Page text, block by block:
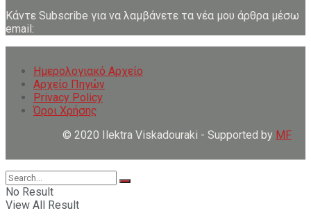
Κάντε Subscribe για να λαμβάνετε τα νέα μου άρθρα μέσω
email:
Ημερολογιακό Αρχείο
Αρχείο Πηγών
Privacy Policy
Όροι Χρήσης
© 2020 Ilektra Viskadouraki - Supported by MF
No Result
View All Result